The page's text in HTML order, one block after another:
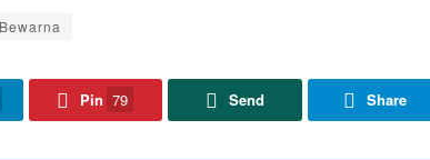
Pin 79 Send Share